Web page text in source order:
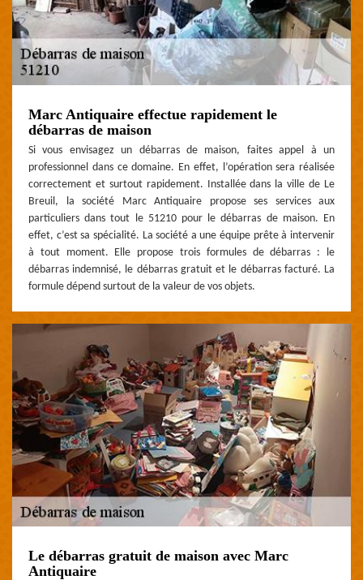
Marc Antiquaire effectue rapidement le
débarras de maison
Si vous envisagez un débarras de maison, faites appel à un
professionnel dans ce domaine. En effet, l’opération sera réalisée
correctement et surtout rapidement. Installée dans la ville de Le
Breuil, la société Marc Antiquaire propose ses services aux
particuliers dans tout le 51210 pour le débarras de maison. En
effet, c’est sa spécialité. La société a une équipe prête à intervenir
à tout moment. Elle propose trois formules de débarras : le
débarras indemnisé, le débarras gratuit et le débarras facturé. La
formule dépend surtout de la valeur de vos objets.
Le débarras gratuit de maison avec Marc
Antiquaire